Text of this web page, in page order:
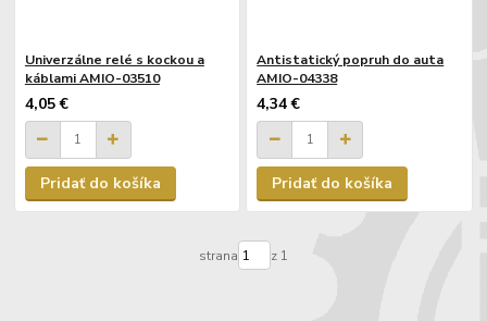
Univerzálne relé s kockou a
káblami AMIO-03510
4,05 €
Pridať do košíka
Antistatický popruh do auta
AMIO-04338
4,34 €
Pridať do košíka
strana z 1